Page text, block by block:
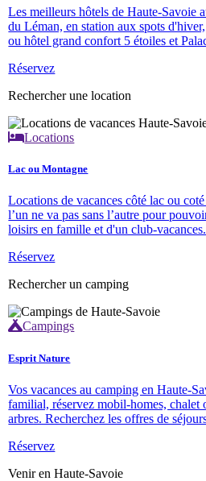
Les meilleurs hôtels de Haute-Savoie
du Léman, en station aux spots
ou hôtel grand confort 5 étoiles et
Réservez
Rechercher une location
Locations
Lac ou Montagne
Locations de vacances côté lac ou
l’un ne va pas sans l’autre pour
loisirs en famille et d'un club-vacances.
Réservez
Rechercher un camping
Campings
Esprit Nature
Vos vacances au camping en Haute-
familial, réservez mobil-homes, chalet
arbres. Recherchez les offres de
Réservez
Venir en Haute-Savoie